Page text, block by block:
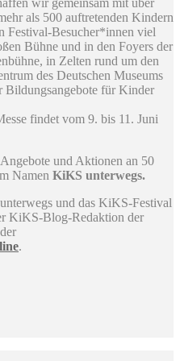
als 500 auftretenden Kindern
Festival-Besucher*innen viel
Bühne und in den Foyers der
in Zelten rund um den
des Deutschen Museums
Bildungsangebote für Kinder
findet vom 9. bis 11. Juni
Angebote und Aktionen an 50
Namen KiKS unterwegs.
und das KiKS-Festival
KiKS-Blog-Redaktion der
.